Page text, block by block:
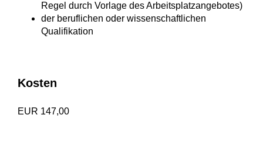
Regel durch Vorlage des Arbeitsplatzangebotes)
der beruflichen oder wissenschaftlichen
Qualifikation
Kosten
EUR 147,00